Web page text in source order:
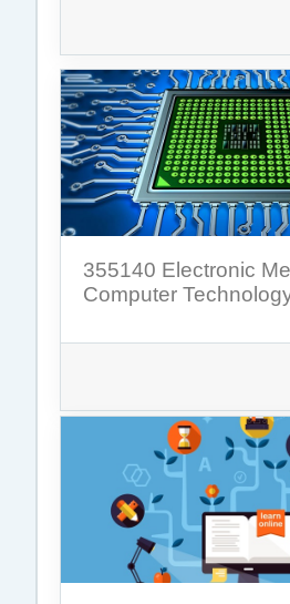
355140 Electronic
Computer